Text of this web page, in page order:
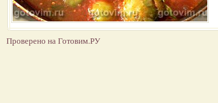
Проверено на Готовим.РУ